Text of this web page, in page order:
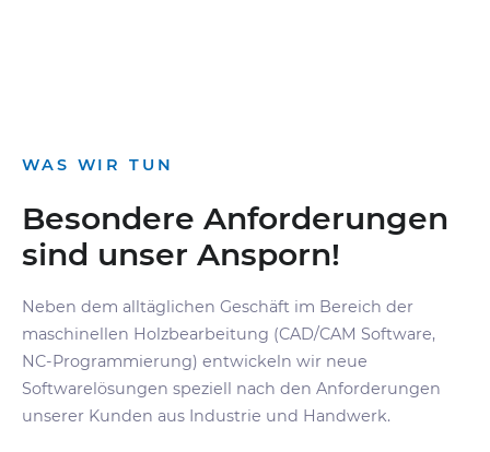
WAS WIR TUN
Besondere Anforderungen
sind unser Ansporn!
Neben dem alltäglichen Geschäft im Bereich der
maschinellen Holzbearbeitung (CAD/CAM Software,
NC-Programmierung) entwickeln wir neue
Softwarelösungen speziell nach den Anforderungen
unserer Kunden aus Industrie und Handwerk.